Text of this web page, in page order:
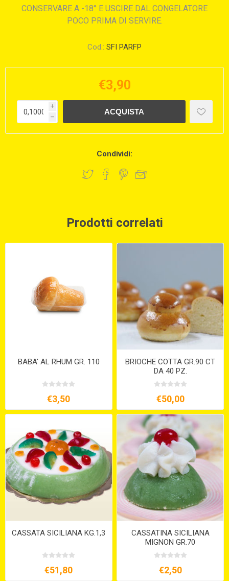
CONSERVARE A -18° E USCIRE DAL CONGELATORE
POCO PRIMA DI SERVIRE.
Cod.: SFI PARFP
€3,90
i
h
Condividi:
Prodotti correlati
BABA' AL RHUM GR. 110
€3,50
BRIOCHE COTTA GR.90 CT
DA 40 PZ.
€50,00
CASSATA SICILIANA KG.1,3
€51,80
CASSATINA SICILIANA
MIGNON GR.70
€2,50